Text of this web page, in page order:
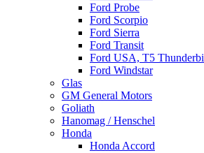
Ford Probe
Ford Scorpio
Ford Sierra
Ford Transit
Ford USA, T5
Ford Windstar
Glas
GM General Motors
Goliath
Hanomag / Henschel
Honda
Honda Accord